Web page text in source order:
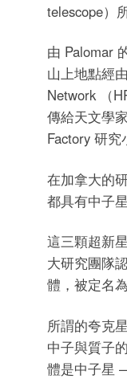
telescope）
由 Palomar
山上地點經
Network （
傳給天文學
Factory 研
在加拿大的
都具有中子
這三顆超新
大研究團隊
體，被定名
所謂的夸克
中子與質子
體是中子星